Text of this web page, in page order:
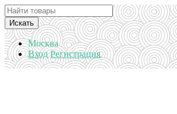
Искать
Москва
Вход Регистрация